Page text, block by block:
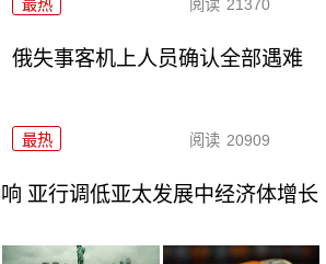
最热 阅读 21370
俄失事客机上人员确认全部遇难
最热 阅读 20909
亚行调低亚太发展中经济体增长